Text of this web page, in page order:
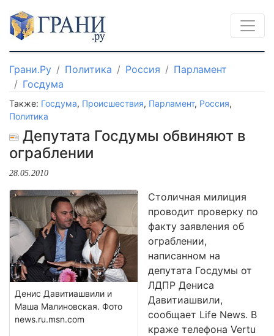
Грани.Ру Политика Россия
Парламент
Госдума
Также: Госдума, Происшествия, Парламент, Россия,
Политика
Депутата Госдумы обвиняют в
ограблении
28.05.2010
Денис Давитиашвили и
Маша Малиновская. Фото
news.ru.msn.com
Столичная милиция
проводит проверку по
факту заявления об
ограблении,
написанном на
депутата Госдумы от
ЛДПР Дениса
Давитиашвили,
сообщает Life News. В
краже телефона Vertu